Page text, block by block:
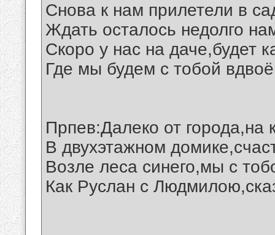
Снова к нам прилетели в
Ждать осталось недолго
Скоро у нас на даче,будет
Где мы будем с тобой
Прпев:Далеко от города,на
В двухэтажном
Возле леса синего,мы с
Как Руслан с